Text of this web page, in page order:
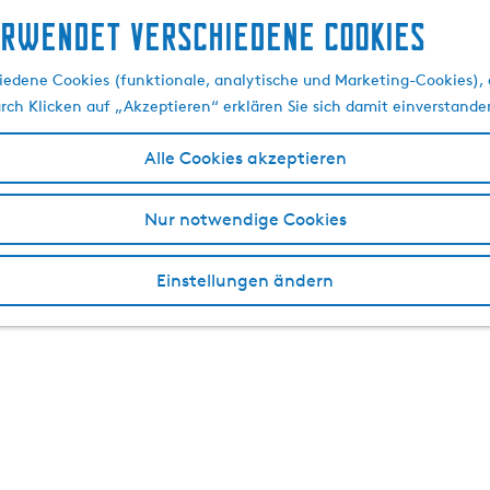
verschiedene cookies
Cookies (funktionale, analytische und Marketing-
Klicken auf „Akzeptieren“ erklären Sie sich damit
Alle Cookies akzeptieren
Nur notwendige Cookies
Einstellungen ändern